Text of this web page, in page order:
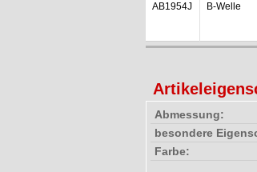
AB1954J B-Welle
Abmessung:
besondere
Farbe: